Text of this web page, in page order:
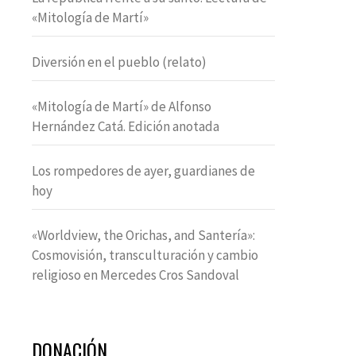
«Mitología de Martí»
Diversión en el pueblo (relato)
«Mitología de Martí» de Alfonso
Hernández Catá. Edición anotada
Los rompedores de ayer, guardianes de
hoy
«Worldview, the Orichas, and Santería»:
Cosmovisión, transculturación y cambio
religioso en Mercedes Cros Sandoval
DONACIÓN